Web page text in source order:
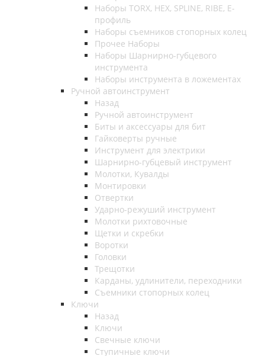
Наборы TORX, HEX, SPLINE, RIBE, E-
профиль
Наборы съемников стопорных колец
Прочее Наборы
Наборы Шарнирно-губцевого
инструмента
Наборы инструмента в ложементах
Ручной автоинструмент
Назад
Ручной автоинструмент
Биты и аксессуары для бит
Гайковерты ручные
Инструмент для электрики
Шарнирно-губцевый инструмент
Молотки, Кувалды
Монтировки
Отвертки
Ударно-режуший инструмент
Молотки рихтовочные
Щетки и скребки
Воротки
Головки
Трещотки
Карданы, удлинители, переходники
Съемники стопорных колец
Ключи
Назад
Ключи
Свечные ключи
Ступичные ключи